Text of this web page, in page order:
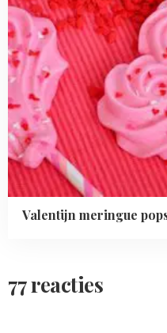
Valentijn meringue
77 reacties